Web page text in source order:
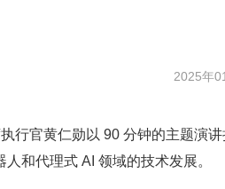
2025年
行官黄仁勋以 90 分钟的主题演
和代理式 AI 领域的技术发展。